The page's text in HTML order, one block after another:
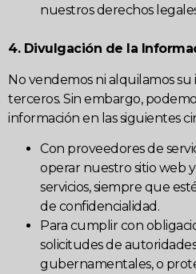
nuestros derechos
4. Divulgación de la
No vendemos ni alquilamos
terceros. Sin embargo,
información en las siguientes
Con proveedores de
operar nuestro sitio web
servicios, siempre que
de confidencialidad.
Para cumplir con
solicitudes de
gubernamentales, o